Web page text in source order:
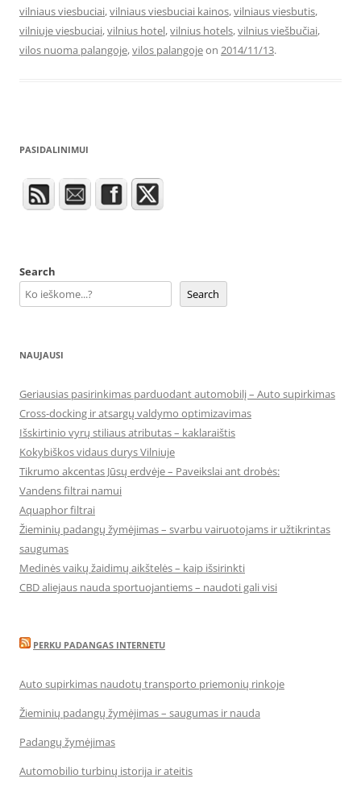
vilniaus viesbuciai,vilniaus viesbuciai kainos,vilniaus viesbutis,
vilniuje viesbuciai,vilnius hotel,vilnius hotels,vilnius viešbučiai,
vilos nuoma palangoje,vilos palangojeon 2014/11/13.
PASIDALINIMUI
Search
Search
NAUJAUSI
Geriausias pasirinkimas parduodant automobilį – Auto supirkimas
Cross-docking ir atsargų valdymo optimizavimas
Išskirtinio vyrų stiliaus atributas – kaklaraištis
Kokybiškos vidaus durys Vilniuje
Tikrumo akcentas Jūsų erdvėje – Paveikslai ant drobės:
Vandens filtrai namui
Aquaphor filtrai
Žieminių padangų žymėjimas – svarbu vairuotojams ir užtikrintas
saugumas
Medinės vaikų žaidimų aikštelės – kaip išsirinkti
CBD aliejaus nauda sportuojantiems – naudoti gali visi
PERKU PADANGAS INTERNETU
Auto supirkimas naudotų transporto priemonių rinkoje
Žieminių padangų žymėjimas – saugumas ir nauda
Padangų žymėjimas
Automobilio turbinų istorija ir ateitis